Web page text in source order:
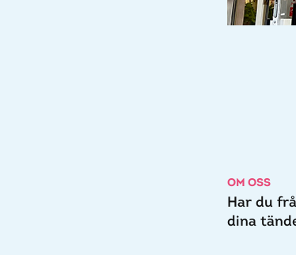
OM OSS
Har du
dina